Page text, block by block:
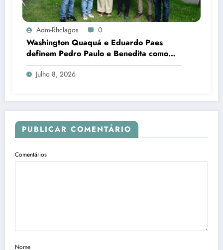
Adm-Rhclagos 0
Washington Quaquá e Eduardo Paes
definem Pedro Paulo e Benedita como
candidatos ao Senado no Rio
Julho 8, 2026
PUBLICAR COMENTÁRIO
Comentários
Nome